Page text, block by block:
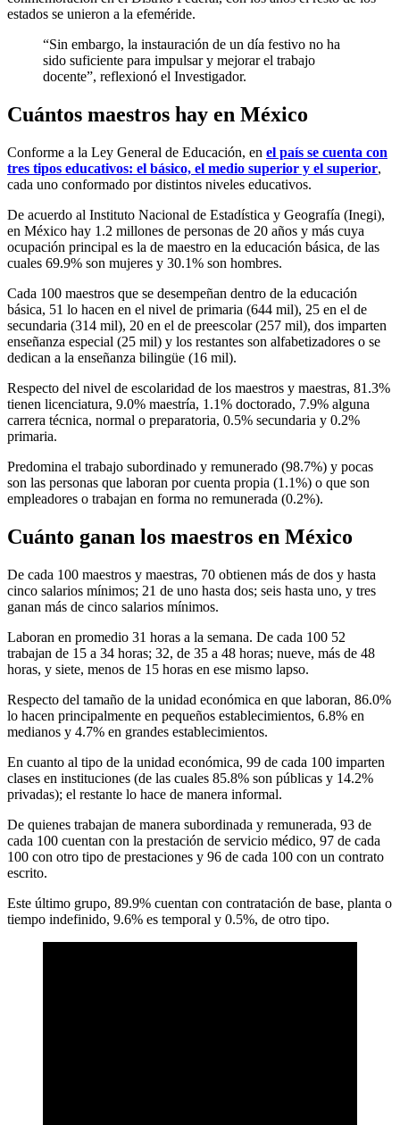
estados se unieron a la efeméride.
“Sin embargo, la instauración de un día festivo no ha
sido suficiente para impulsar y mejorar el trabajo
docente”, reflexionó el Investigador.
Cuántos maestros hay en México
Conforme a la Ley General de Educación, en el país se cuenta con
tres tipos educativos: el básico, el medio superior y el superior,
cada uno conformado por distintos niveles educativos.
De acuerdo al Instituto Nacional de Estadística y Geografía (Inegi),
en México hay 1.2 millones de personas de 20 años y más cuya
ocupación principal es la de maestro en la educación básica, de las
cuales 69.9% son mujeres y 30.1% son hombres.
Cada 100 maestros que se desempeñan dentro de la educación
básica, 51 lo hacen en el nivel de primaria (644 mil), 25 en el de
secundaria (314 mil), 20 en el de preescolar (257 mil), dos imparten
enseñanza especial (25 mil) y los restantes son alfabetizadores o se
dedican a la enseñanza bilingüe (16 mil).
Respecto del nivel de escolaridad de los maestros y maestras, 81.3%
tienen licenciatura, 9.0% maestría, 1.1% doctorado, 7.9% alguna
carrera técnica, normal o preparatoria, 0.5% secundaria y 0.2%
primaria.
Predomina el trabajo subordinado y remunerado (98.7%) y pocas
son las personas que laboran por cuenta propia (1.1%) o que son
empleadores o trabajan en forma no remunerada (0.2%).
Cuánto ganan los maestros en México
De cada 100 maestros y maestras, 70 obtienen más de dos y hasta
cinco salarios mínimos; 21 de uno hasta dos; seis hasta uno, y tres
ganan más de cinco salarios mínimos.
Laboran en promedio 31 horas a la semana. De cada 100 52
trabajan de 15 a 34 horas; 32, de 35 a 48 horas; nueve, más de 48
horas, y siete, menos de 15 horas en ese mismo lapso.
Respecto del tamaño de la unidad económica en que laboran, 86.0%
lo hacen principalmente en pequeños establecimientos, 6.8% en
medianos y 4.7% en grandes establecimientos.
En cuanto al tipo de la unidad económica, 99 de cada 100 imparten
clases en instituciones (de las cuales 85.8% son públicas y 14.2%
privadas); el restante lo hace de manera informal.
De quienes trabajan de manera subordinada y remunerada, 93 de
cada 100 cuentan con la prestación de servicio médico, 97 de cada
100 con otro tipo de prestaciones y 96 de cada 100 con un contrato
escrito.
Este último grupo, 89.9% cuentan con contratación de base, planta o
tiempo indefinido, 9.6% es temporal y 0.5%, de otro tipo.